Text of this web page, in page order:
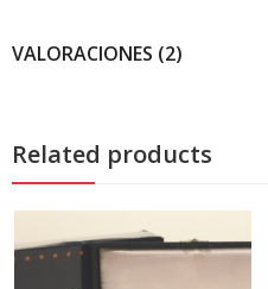
VALORACIONES (2)
Related products